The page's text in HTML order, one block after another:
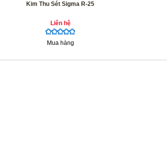
Kim Thu Sét Sigma R-25
Liên hệ
Mua hàng